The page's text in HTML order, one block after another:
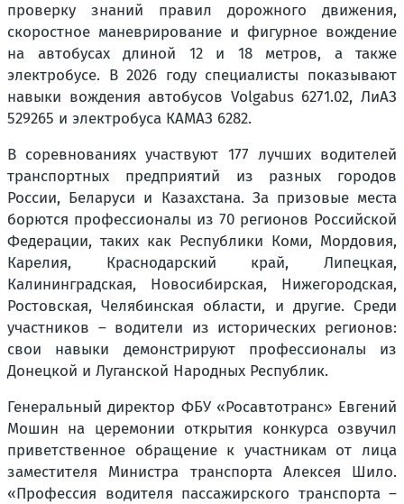
проверку знаний правил дорожного движения,
скоростное маневрирование и фигурное вождение
на автобусах длиной 12 и 18 метров, а также
электробусе. В 2026 году специалисты показывают
навыки вождения автобусов Volgabus 6271.02, ЛиАЗ
529265 и электробуса КАМАЗ 6282.
В соревнованиях участвуют 177 лучших водителей
транспортных предприятий из разных городов
России, Беларуси и Казахстана. За призовые места
борются профессионалы из 70 регионов Российской
Федерации, таких как Республики Коми, Мордовия,
Карелия, Краснодарский край, Липецкая,
Калининградская, Новосибирская, Нижегородская,
Ростовская, Челябинская области, и другие. Среди
участников – водители из исторических регионов:
свои навыки демонстрируют профессионалы из
Донецкой и Луганской Народных Республик.
Генеральный директор ФБУ «Росавтотранс» Евгений
Мошин на церемонии открытия конкурса озвучил
приветственное обращение к участникам от лица
заместителя Министра транспорта Алексея Шило.
«Профессия водителя пассажирского транспорта –